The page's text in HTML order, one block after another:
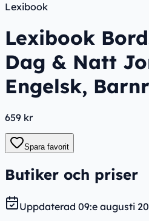
Lexibook
Lexibook
Dag & Natt
Engelsk,
659 kr
Spara favorit
Butiker och priser
Uppdaterad 09:e augusti